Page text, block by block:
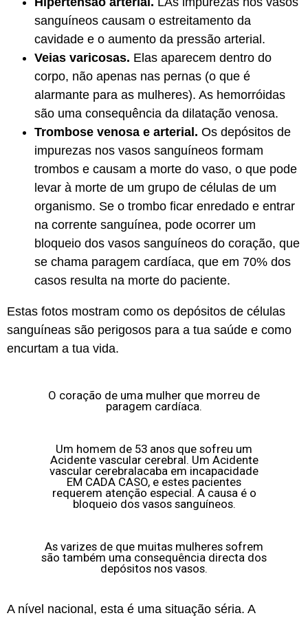
sanguíneos causam o estreitamento da
cavidade e o aumento da pressão arterial.
Veias varicosas. Elas aparecem dentro do
corpo, não apenas nas pernas (o que é
alarmante para as mulheres). As hemorróidas
são uma consequência da dilatação venosa.
Trombose venosa e arterial. Os depósitos de
impurezas nos vasos sanguíneos formam
trombos e causam a morte do vaso, o que pode
levar à morte de um grupo de células de um
organismo. Se o trombo ficar enredado e entrar
na corrente sanguínea, pode ocorrer um
bloqueio dos vasos sanguíneos do coração, que
se chama paragem cardíaca, que em 70% dos
casos resulta na morte do paciente.
Estas fotos mostram como os depósitos de células
sanguíneas são perigosos para a tua saúde e como
encurtam a tua vida.
O coração de uma mulher que morreu de
paragem cardíaca.
Um homem de 53 anos que sofreu um
Acidente vascular cerebral. Um Acidente
vascular cerebralacaba em incapacidade
EM CADA CASO, e estes pacientes
requerem atenção especial. A causa é o
bloqueio dos vasos sanguíneos.
As varizes de que muitas mulheres sofrem
são também uma consequência directa dos
depósitos nos vasos.
A nível nacional, esta é uma situação séria. A